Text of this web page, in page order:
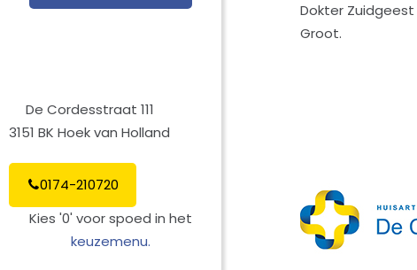
De Cordesstraat 111
3151 BK Hoek van Holland
0174-210720
Kies '0' voor spoed in het
keuzemenu.
Dokter
Groot.